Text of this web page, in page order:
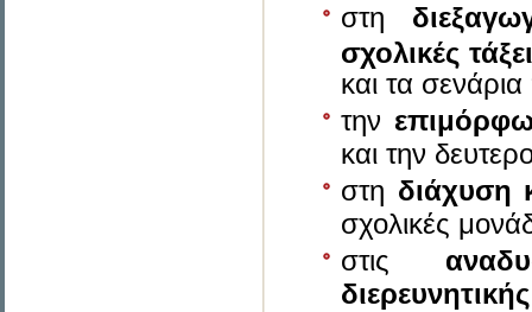
στη
σχολικές
και τα
την
και την
στη διάχυση
σχολικές
στις